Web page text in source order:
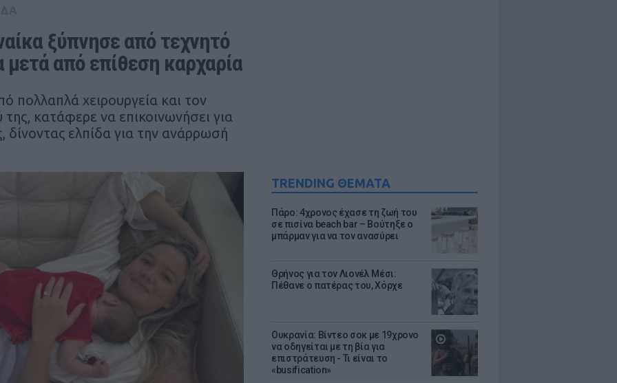
TRENDING ΘΕΜΑΤΑ
Πάρο: 4χρονος έχασε τη ζωή του
σε πισίνα beach bar – Βούτηξε ο
μπάρμαν για να τον ανασύρει
Θρήνος για τον Λιονέλ Μέσι:
Πέθανε ο πατέρας του, Χόρχε
Ουκρανία: Βίντεο σοκ με 19χρονο
να οδηγείται με τη βία για
επιστράτευση - Τι είναι το
«busification»
ξύπνησε από τεχνητό
από επίθεση καρχαρία
πολλαπλά χειρουργεία και τον
κατάφερε να επικοινωνήσει για
δίνοντας ελπίδα για την ανάρρωσή